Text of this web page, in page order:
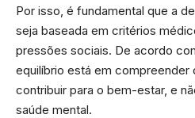
Por isso, é fundamental que a
seja baseada em critérios
pressões sociais. De acordo
equilíbrio está em compreender
contribuir para o bem-estar, e
saúde mental.